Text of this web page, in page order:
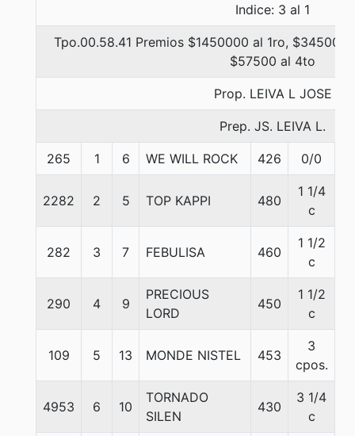
Indice: 3 al 1
Tpo.00.58.41 Premios $1450000 al 1ro, $345000
$57500 al 4to
Prop. LEIVA L JOSE
Prep. JS. LEIVA L.
265 1 6 WE WILL ROCK 426 0/0
2282 2 5 TOP KAPPI 480
1 1/4
c
282 3 7 FEBULISA 460
1 1/2
c
290 4 9
PRECIOUS
LORD
450
1 1/2
c
109 5 13 MONDE NISTEL 453
3
cpos.
4953 6 10
TORNADO
SILEN
430
3 1/4
c